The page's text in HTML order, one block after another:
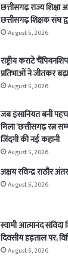
छत्तीसगढ़ राज्य
छत्तीसगढ़ शिक्षक संघ
August 5, 2026
राष्ट्रीय कराटे
प्रतिभाओं ने जीतकर
August 5, 2026
जब इंसानियत बनी
मिला ‘छत्तीसगढ़ रत्न
जिंदगी की नई कहानी
August 5, 2026
अक्षय रविन्द्र राठौर
August 5, 2026
स्वामी आत्मानंद
दिवसीय हड़ताल पर,
August 5, 2026